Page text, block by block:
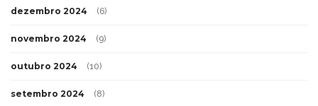
dezembro 2024 (6)
novembro 2024 (9)
outubro 2024 (10)
setembro 2024 (8)